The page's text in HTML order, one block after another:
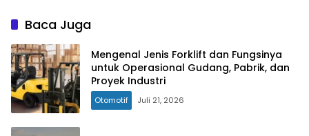
Baca Juga
Mengenal Jenis Forklift dan Fungsinya
untuk Operasional Gudang, Pabrik, dan
Proyek Industri
Otomotif Juli 21, 2026